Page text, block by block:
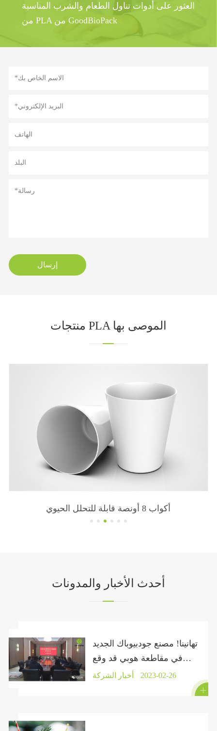
العثور على أدوات تناول الطعام والشرب المناسبة
من PLA من GoodBioPack
إرسال
منتجات PLA الموصى بها
أكواب 8 أونصة قابلة للتحلل الحيوي
أحدث الأخبار والمدونات
تهانينا! مصنع جودبيوباك الجديد
في مقاطعة هوبي قد وقع
عقدًا رسميًا.أخبار الشركة 2023-02-26
